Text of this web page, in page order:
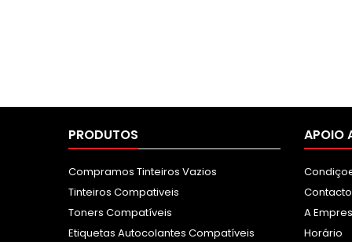
PRODUTOS
Compramos Tinteiros Vazios
Tinteiros Compativeis
Toners Compatíveis
Etiquetas Autocolantes Compatíveis
APOIO
A
Horário